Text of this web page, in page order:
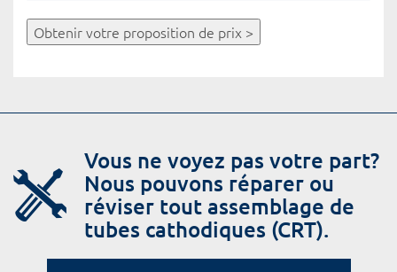
Obtenir votre proposition de prix >
Vous ne voyez pas votre part?
Nous pouvons réparer ou
réviser tout assemblage de
tubes cathodiques (CRT).